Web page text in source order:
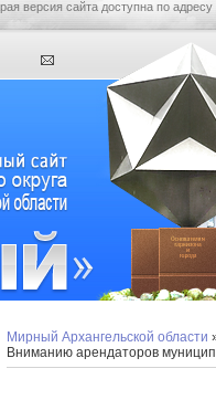
версия сайта доступна по адресу
Мирный Архангельской области
Вниманию арендаторов